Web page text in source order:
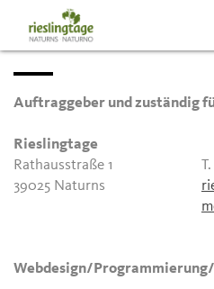
Auftraggeber und zuständig
Rieslingtage
Rathausstraße 1
39025 Naturns
Webdesign/